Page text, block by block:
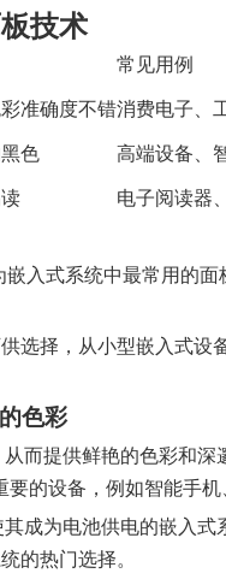
技术
常见用例
准确度不错消费电子、
色 高端设备、
电子阅读器
入式系统中最常用的面
选择，从小型嵌入式
色彩
而提供鲜艳的色彩和
的设备，例如智能手机
成为电池供电的嵌入
的热门选择。